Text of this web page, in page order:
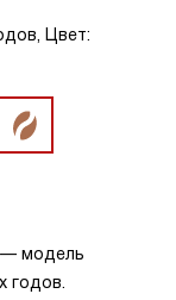
Цвет:
— модель
годов.